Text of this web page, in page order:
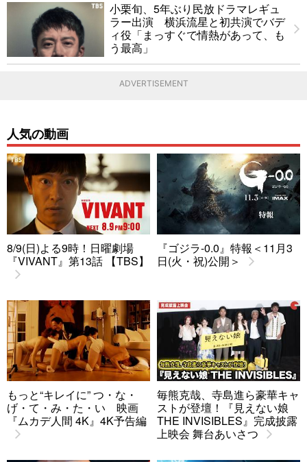
小栗旬、5年ぶり民放ドラマレギュ
ラー出演 横浜流星と初共演でバデ
ィ役「まっすぐで情熱があって、も
う最高」
ADVERTISEMENT
人気の動画
8/9(日)よる9時！日曜劇場
『VIVANT』第13話 【TBS】
『ゴジラ-0.0』特報＜11月3
日(火・祝)公開＞
もっと“キレイに” つ・な・
げ・て・み・た・い 映画
『ムカデ人間 4K』4K予告編
毎熊克哉、寺島進ら豪華キャ
ストが登壇！『見えない娘
THE INVISIBLES』完成披露
上映会 舞台あいさつ